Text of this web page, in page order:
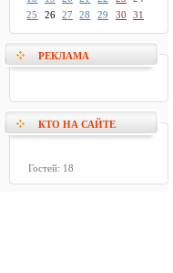
25
26 27 28 29 30 31
РЕКЛАМА
КТО НА САЙТЕ
Гостей: 18